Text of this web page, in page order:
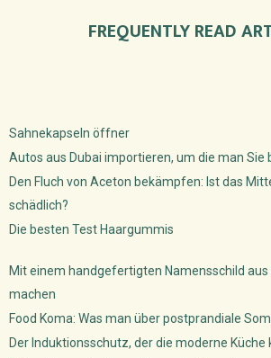
FREQUENTLY READ
Sahnekapseln öffner
Autos aus Dubai importieren, um die man Sie
Den Fluch von Aceton bekämpfen: Ist das
schädlich?
Die besten Test Haargummis
Mit einem handgefertigten Namensschild aus
machen
Food Koma: Was man über postprandiale
Der Induktionsschutz, der die moderne